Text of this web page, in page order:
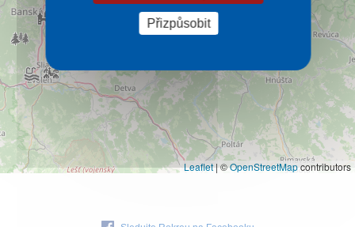
Leaflet|©OpenStreetMapcontributors
Přizpůsobit